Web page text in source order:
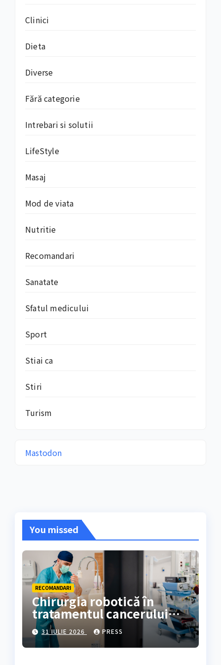
Clinici
Dieta
Diverse
Fără categorie
Intrebari si solutii
LifeStyle
Masaj
Mod de viata
Nutritie
Recomandari
Sanatate
Sfatul medicului
Sport
Stiai ca
Stiri
Turism
Mastodon
You missed
RECOMANDARI
Chirurgia robotică în
tratamentul cancerului
colorectal
31 IULIE 2026 PRESS